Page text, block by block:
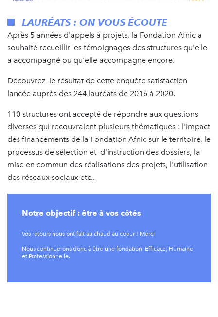
LAURÉATS : ON VOUS ÉCOUTE
Après 5 années d'appels à projets, la Fondation Afnic a
souhaité recueillir les témoignages des structures qu'elle
a accompagné ou qu'elle accompagne encore.
Découvrez le résultat de cette enquête satisfaction
lancée auprès des 244 lauréats de 2016 à 2020.
110 structures ont accepté de répondre aux questions
diverses qui recouvraient plusieurs thématiques : l'impact
des financements de la Fondation Afnic sur le territoire, le
processus de sélection et d'instruction des dossiers, la
mise en commun des réalisations des projets, l'utilisation
des réseaux sociaux etc..
Notre objectif : être à vos côtés
Vos retours nous ont fait au chaud au coeur ! Merci
Nous continuerons donc à être une fondation Efficace, Humaine
et Professionnelle.